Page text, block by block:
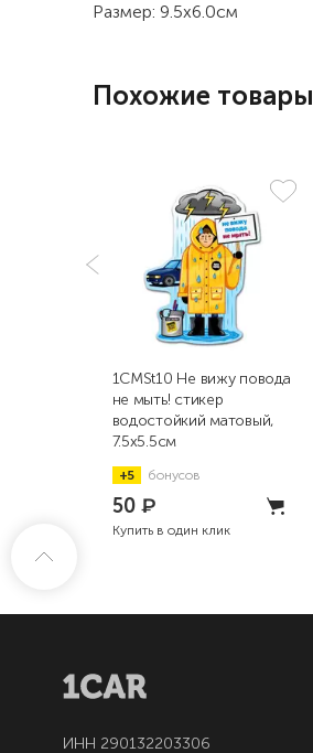
Размер: 9.5x6.0см
Похожие товары
1CMSt10 Не вижу повода
не мыть! стикер
водостойкий матовый,
7.5x5.5см
+5 бонусов
50 ₽
Купить в один клик
ИНН 290132203306